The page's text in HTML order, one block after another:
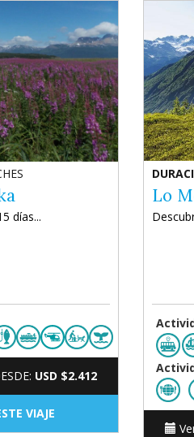
días...
USD $2.412
VIAJE
Lo